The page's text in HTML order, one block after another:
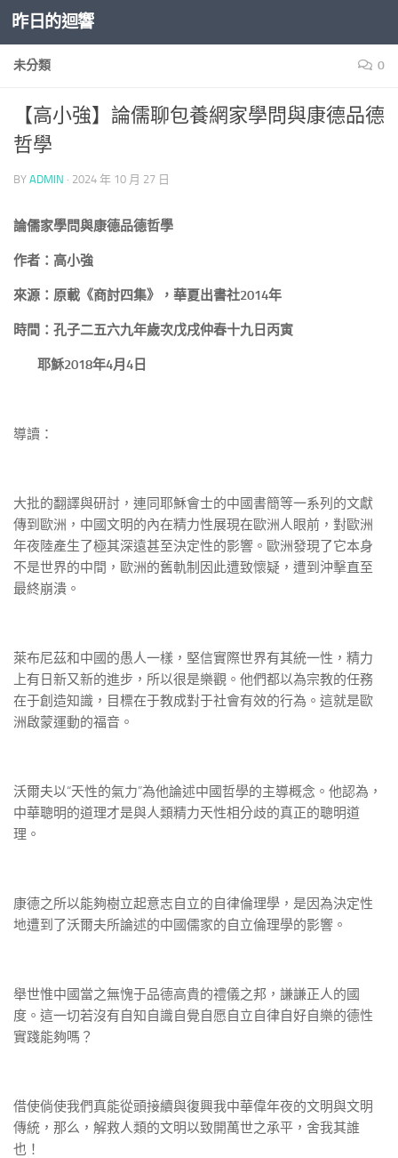
Skip to content
昨日的迴響
未分類 0
【高小強】論儒聊包養網家學問與康德品德
哲學
BY ADMIN · 2024 年 10 月 27 日
論儒家學問與康德品德哲學
作者：高小強
來源：原載《商討四集》，華夏出書社2014年
時間：孔子二五六九年歲次戊戌仲春十九日丙寅
耶穌2018年4月4日
導讀：
大批的翻譯與研討，連同耶穌會士的中國書簡等一系列的文獻
傳到歐洲，中國文明的內在精力性展現在歐洲人眼前，對歐洲
年夜陸產生了極其深遠甚至決定性的影響。歐洲發現了它本身
不是世界的中間，歐洲的舊軌制因此遭致懷疑，遭到沖擊直至
最終崩潰。
萊布尼茲和中國的愚人一樣，堅信實際世界有其統一性，精力
上有日新又新的進步，所以很是樂觀。他們都以為宗教的任務
在于創造知識，目標在于教成對于社會有效的行為。這就是歐
洲啟蒙運動的福音。
沃爾夫以“天性的氣力”為他論述中國哲學的主導概念。他認為，
中華聰明的道理才是與人類精力天性相分歧的真正的聰明道
理。
康德之所以能夠樹立起意志自立的自律倫理學，是因為決定性
地遭到了沃爾夫所論述的中國儒家的自立倫理學的影響。
舉世惟中國當之無愧于品德高貴的禮儀之邦，謙謙正人的國
度。這一切若沒有自知自識自覺自愿自立自律自好自樂的德性
實踐能夠嗎？
借使倘使我們真能從頭接續與復興我中華偉年夜的文明與文明
傳統，那么，解救人類的文明以致開萬世之承平，舍我其誰
也！